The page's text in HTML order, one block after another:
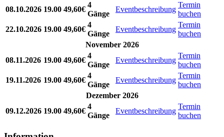
08.10.2026 19.00 49,60€
4
Gänge
Eventbeschreibung
Termin
buchen
22.10.2026 19.00 49,60€
4
Gänge
Eventbeschreibung
Termin
buchen
November 2026
08.11.2026 19.00 49,60€
4
Gänge
Eventbeschreibung
Termin
buchen
19.11.2026 19.00 49,60€
4
Gänge
Eventbeschreibung
Termin
buchen
Dezember 2026
09.12.2026 19.00 49,60€
4
Gänge
Eventbeschreibung
Termin
buchen